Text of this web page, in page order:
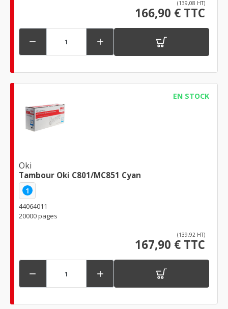
(139,08 HT)
166,90 € TTC
 
EN STOCK
Oki
Tambour Oki C801/MC851 Cyan
1
44064011
20000 pages
(139,92 HT)
167,90 € TTC
 